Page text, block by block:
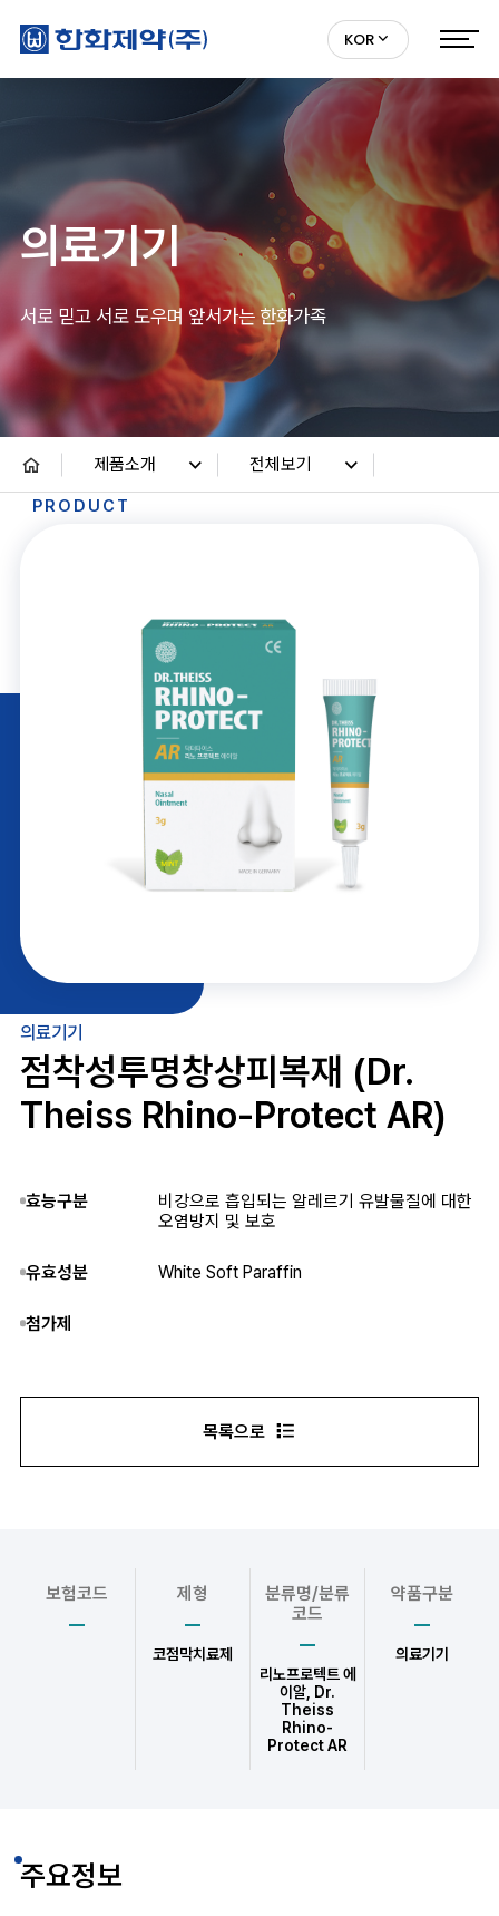
KOR
의료기기
서로 믿고 서로 도우며 앞서가는 한화가족
제품소개 전체보기
PRODUCT
의료기기
점착성투명창상피복재 (Dr.
Theiss Rhino-Protect AR)
효능구분
비강으로 흡입되는 알레르기 유발물질에 대한
오염방지 및 보호
유효성분 White Soft Paraffin
첨가제
목록으로
보험코드 제형
코점막치료제
분류명/분류
코드
리노프로텍트 에
이알, Dr.
Theiss
Rhino-
Protect AR
약품구분
의료기기
주요정보